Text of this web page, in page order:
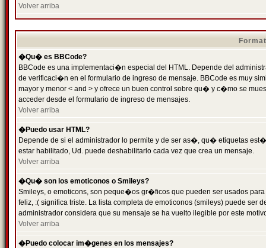
Volver arriba
�Qu� es BBCode?
BBCode es una implementaci�n especial del HTML. Depende del
de verificaci�n en el formulario de ingreso de mensaje. BBCode es muy
mayor y menor < and > y ofrece un buen control sobre qu� y c�mo se
acceder desde el formulario de ingreso de mensajes.
Volver arriba
�Puedo usar HTML?
Depende de si el administrador lo permite y de ser as�, qu� etiquetas
estar habilitado, Ud. puede deshabilitarlo cada vez que crea un mensaje.
Volver arriba
�Qu� son los emoticonos o Smileys?
Smileys, o emoticons, son peque�os gr�ficos que pueden ser usados
feliz, :( significa triste. La lista completa de emoticonos (smileys) puede
administrador considera que su mensaje se ha vuelto ilegible por este
Volver arriba
�Puedo colocar im�genes en los mensajes?